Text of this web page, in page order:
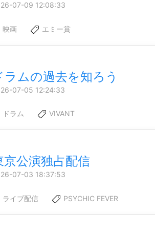
07-09 12:08:33
映画 エミー賞
ラムの過去を知ろう
07-05 12:24:33
ドラム VIVANT
京公演独占配信
07-03 18:37:53
ライブ配信 PSYCHIC FEVER